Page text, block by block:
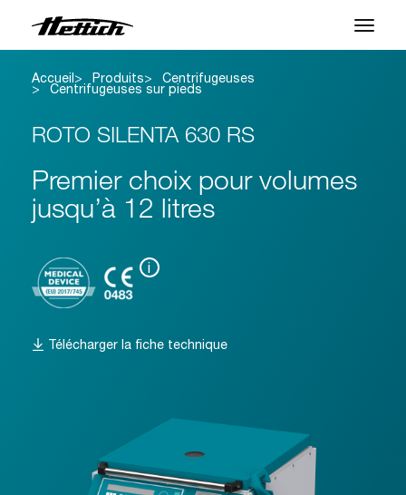
Produits
Applications
Centre SAV
À propos
Téléchargements
Accueil Produits Centrifugeuses
Centrifugeuses sur pieds
ROTO SILENTA 630 RS
Premier choix pour volumes
jusqu’à 12 litres
i
Télécharger la fiche technique